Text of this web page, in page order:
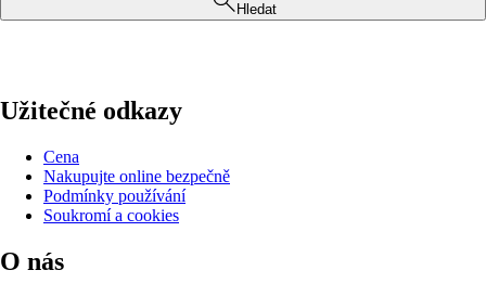
Hledat
Užitečné odkazy
Cena
Nakupujte online bezpečně
Podmínky používání
Soukromí a cookies
O nás